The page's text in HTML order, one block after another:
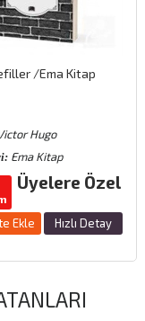
/Ema Kitap
Hugo
Ema Kitap
Üyelere Özel
Ekle Hızlı Detay